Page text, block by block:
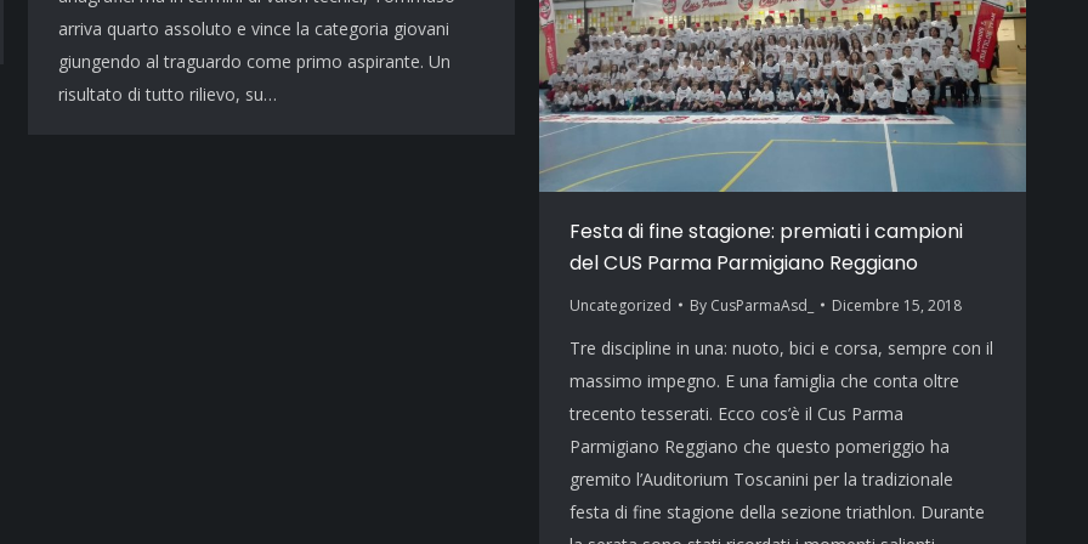
arriva quarto assoluto e vince la categoria giovani
giungendo al traguardo come primo aspirante. Un
risultato di tutto rilievo, su…
Festa di fine stagione: premiati i campioni
del CUS Parma Parmigiano Reggiano
Uncategorized By CusParmaAsd_ Dicembre 15, 2018
Tre discipline in una: nuoto, bici e corsa, sempre con il
massimo impegno. E una famiglia che conta oltre
trecento tesserati. Ecco cos’è il Cus Parma
Parmigiano Reggiano che questo pomeriggio ha
gremito l’Auditorium Toscanini per la tradizionale
festa di fine stagione della sezione triathlon. Durante